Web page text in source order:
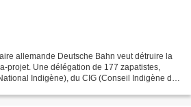
allemande Deutsche Bahn veut détruire la
projet. Une délégation de 177 zapatistes,
Indigène), du CIG (Conseil Indigène de